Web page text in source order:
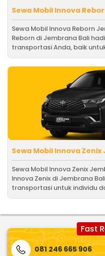
Sewa Mobil Innova
Sewa Mobil Innova Reborn
Reborn di Jembrana Bali
transportasi Anda, baik
Sewa Mobil Innova
Sewa Mobil Innova Zenix
Innova Zenix di Jembrana
transportasi untuk individu
Fast
081 246 665 906